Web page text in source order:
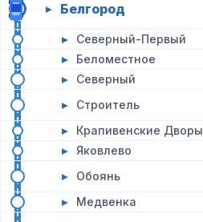
▸ Белгород
▸ Северный-Первый
▸ Беломестное
▸ Северный
▸ Строитель
▸ Крапивенские Дворы
▸ Яковлево
▸ Обоянь
▸ Медвенка